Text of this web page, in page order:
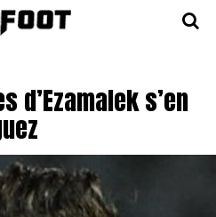
d’Ezamalek s’en